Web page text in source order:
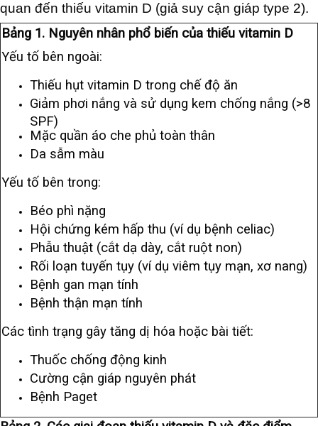
quan đến thiếu vitamin D (giả suy cận giáp type 2).
Bảng 1. Nguyên nhân phổ biến của thiếu vitamin D
Yếu tố bên ngoài:
Thiếu hụt vitamin D trong chế độ ăn
Giảm phơi nắng và sử dụng kem chống nắng (>8
SPF)
Mặc quần áo che phủ toàn thân
Da sẫm màu
Yếu tố bên trong:
Béo phì nặng
Hội chứng kém hấp thu (ví dụ bệnh celiac)
Phẫu thuật (cắt dạ dày, cắt ruột non)
Rối loạn tuyến tụy (ví dụ viêm tụy mạn, xơ nang)
Bệnh gan mạn tính
Bệnh thận mạn tính
Các tình trạng gây tăng dị hóa hoặc bài tiết:
Thuốc chống động kinh
Cường cận giáp nguyên phát
Bệnh Paget